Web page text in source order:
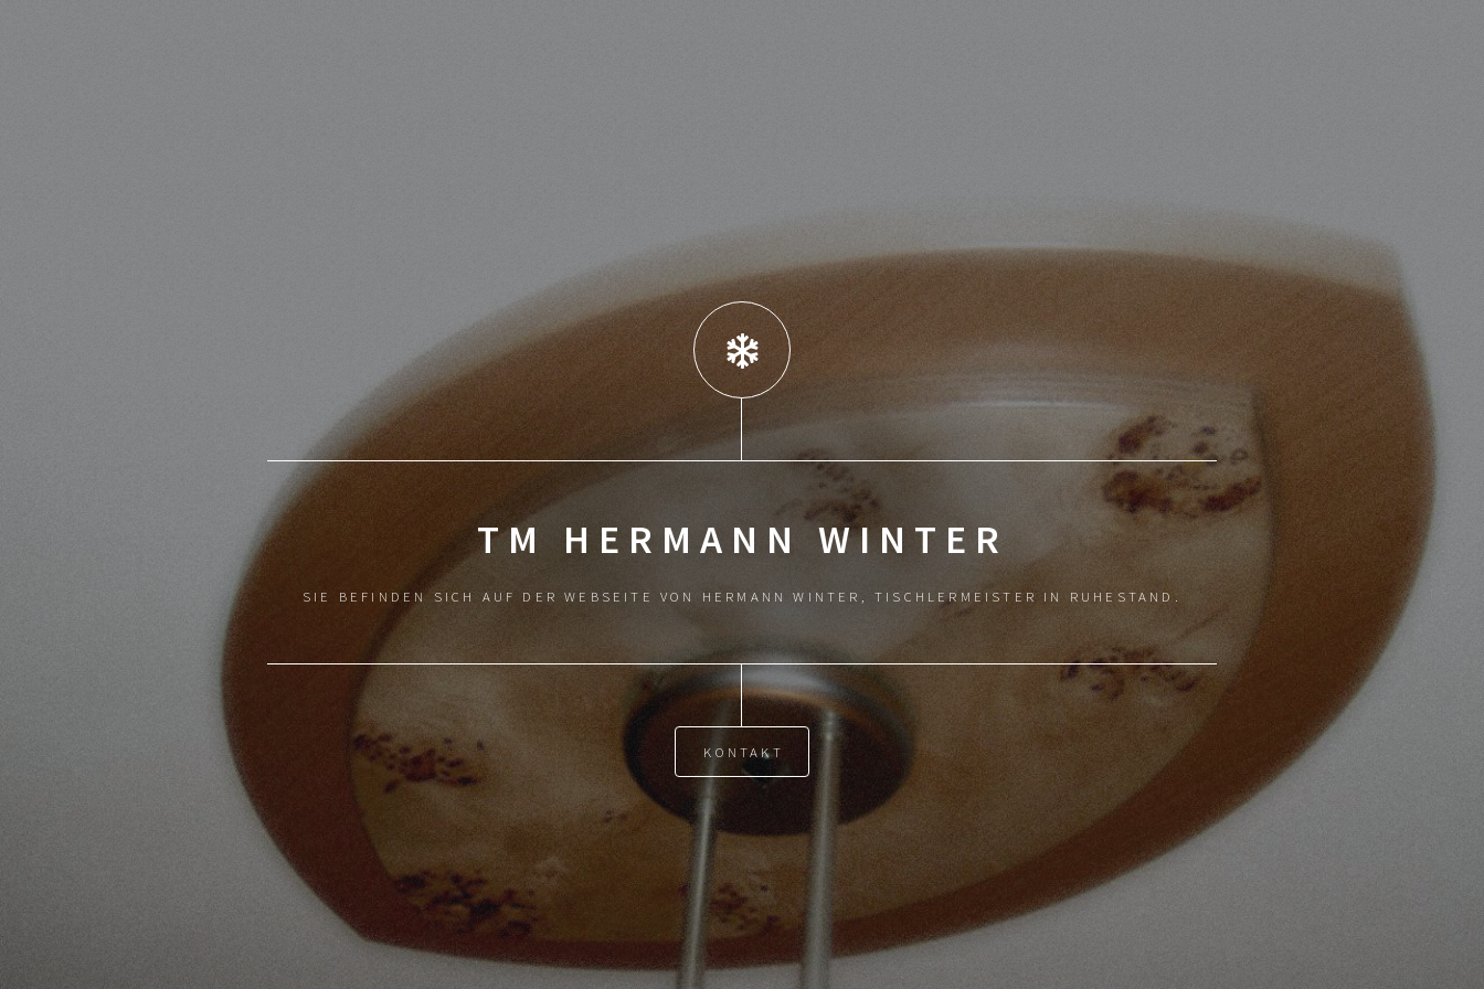
TM HERMANN WINTER
SIE BEFINDEN SICH AUF DER WEBSEITE VON HERMANN WINTER, TISCHLERMEISTER IN RUHESTAND.
KONTAKT